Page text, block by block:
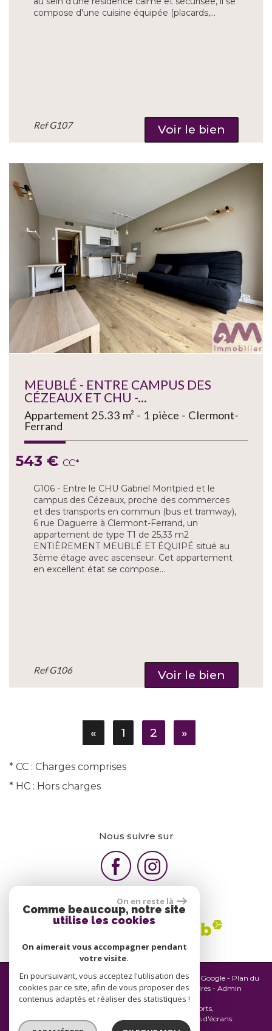
compose d'une cuisine équipée (placards,...
RefG107 Voir le bien
MEUBLÉ - ENTRE CAMPUS DES
CÉZEAUX ET CHU -...
Appartement 25.33 m² - 1 pièce - Clermont-
Ferrand
543 € CC*
G106 - Entre le CHU Gabriel Montpied et le
campus des Cézeaux, proche des commerces
et des transports en commun (bus et tramway),
6 rue Daguerre à Clermont-Ferrand, un
appartement de type T1 de 25,33 m2
ENTIÈREMENT MEUBLÉ ET ÉQUIPÉ situé au
3ème étage avec ascenseur. Cet appartement
en excellent état se compose...
RefG106 Voir le bien
« 1 2 »
* CC : Charges comprises
* HC : Hors charges
Nous suivre sur
© 2026 | Tous droits réservés | Traduction powered by Google - Plan du
site- Mentions légales -Nos honoraires-Partenaires - Admin
Site internet compatible multi-supports,
un seul site adaptable à tous les types d'écrans.
On en reste là
Comme beaucoup, notre site
utilise les cookies
On aimerait vous accompagner pendant
votre visite.
En poursuivant, vous acceptez l'utilisation des
cookies par ce site, afin de vous proposer des
contenus adaptés et réaliser des statistiques !